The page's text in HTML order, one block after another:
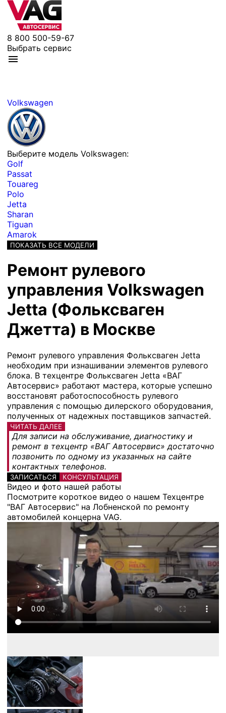
8 800 500-59-67
Выбрать сервис
Volkswagen
Выберите модель Volkswagen:
Golf
Passat
Touareg
Polo
Jetta
Sharan
Tiguan
Amarok
ПОКАЗАТЬ ВСЕ МОДЕЛИ
Ремонт рулевого
управления Volkswagen
Jetta (Фольксваген
Джетта) в Москве
Ремонт рулевого управления Фольксваген Jetta
необходим при изнашивании элементов рулевого
блока. В техцентре Фольксваген Jetta «ВАГ
Автосервис» работают мастера, которые успешно
восстановят работоспособность рулевого
управления с помощью дилерского оборудования,
полученных от надежных поставщиков запчастей.
ЧИТАТЬ ДАЛЕЕ
Для записи на обслуживание, диагностику и
ремонт в техцентр «ВАГ Автосервис» достаточно
позвонить по одному из указанных на сайте
контактных телефонов.
ЗАПИСАТЬСЯ КОНСУЛЬТАЦИЯ
Видео и фото нашей работы
Посмотрите короткое видео о нашем Техцентре
"ВАГ Автосервис" на Лобненской по ремонту
автомобилей концерна VAG.